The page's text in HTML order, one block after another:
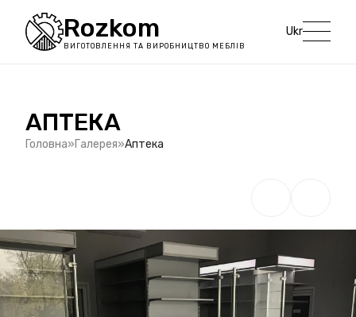
Rozkom
ВИГОТОВЛЕННЯ ТА ВИРОБНИЦТВО МЕБЛІВ
Ukr
АПТЕКА
Головна Галерея Аптека